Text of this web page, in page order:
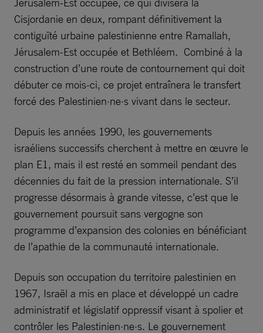
Cisjordanie en deux, rompant définitivement la
contiguïté urbaine palestinienne entre Ramallah,
Jérusalem-Est occupée et Bethléem. Combiné à la
construction d’une route de contournement qui doit
débuter ce mois-ci, ce projet entraînera le transfert
forcé des Palestinien·ne·s vivant dans le secteur.
Depuis les années 1990, les gouvernements
israéliens successifs cherchent à mettre en œuvre le
plan E1, mais il est resté en sommeil pendant des
décennies du fait de la pression internationale. S’il
progresse désormais à grande vitesse, c’est que le
gouvernement poursuit sans vergogne son
programme d’expansion des colonies en bénéficiant
de l’apathie de la communauté internationale.
Depuis son occupation du territoire palestinien en
1967, Israël a mis en place et développé un cadre
administratif et législatif oppressif visant à spolier et
contrôler les Palestinien·ne·s. Le gouvernement